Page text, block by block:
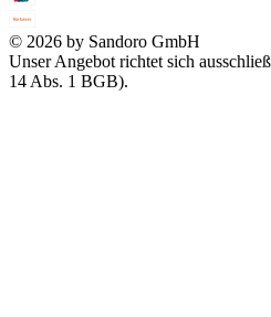
© 2026 by Sandoro GmbH
Unser Angebot richtet sich
14 Abs. 1 BGB).